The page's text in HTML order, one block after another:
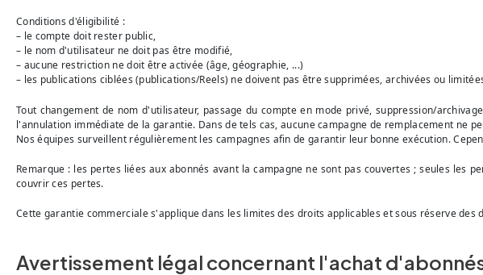
Conditions d'éligibilité :
– le compte doit rester public,
– le nom d'utilisateur ne doit pas être modifié,
– aucune restriction ne doit être activée (âge, géographie, ...)
– les publications ciblées (publications/Reels) ne doivent pas être supprimées, archivées ou
Tout changement de nom d'utilisateur, passage du compte en mode privé, suppression/
l'annulation immédiate de la garantie. Dans de tels cas, aucune campagne de remplacement ne
Nos équipes surveillent régulièrement les campagnes afin de garantir leur bonne exécution.
Remarque : les pertes liées aux abonnés avant la campagne ne sont pas couvertes ; seules
couvrir ces pertes.
Cette garantie commerciale s'applique dans les limites des droits applicables et sous réserve des
Avertissement légal concernant l'achat